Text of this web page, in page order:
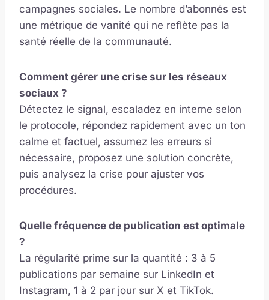
campagnes sociales. Le nombre d’abonnés est
une métrique de vanité qui ne reflète pas la
santé réelle de la communauté.
Comment gérer une crise sur les réseaux
sociaux ?
Détectez le signal, escaladez en interne selon
le protocole, répondez rapidement avec un ton
calme et factuel, assumez les erreurs si
nécessaire, proposez une solution concrète,
puis analysez la crise pour ajuster vos
procédures.
Quelle fréquence de publication est optimale
?
La régularité prime sur la quantité : 3 à 5
publications par semaine sur LinkedIn et
Instagram, 1 à 2 par jour sur X et TikTok.